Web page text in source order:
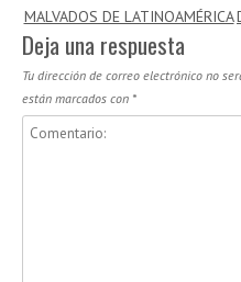
MALVADOS DE LATINOAMÉRICA
Deja una respuesta
Tu dirección de correo electrónico no
están marcados con *